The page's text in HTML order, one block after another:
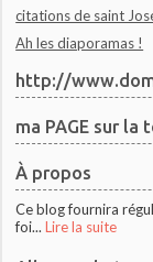
citations de saint
Ah les diaporamas !
http://
ma PAGE sur la
À propos
Ce blog fournira
foi... Lire la suite